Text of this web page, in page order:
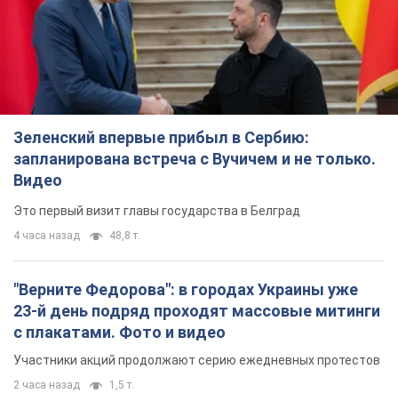
Зеленский впервые прибыл в Сербию:
запланирована встреча с Вучичем и не только.
Видео
Это первый визит главы государства в Белград
4 часа назад 48,8 т.
"Верните Федорова": в городах Украины уже
23-й день подряд проходят массовые митинги
с плакатами. Фото и видео
Участники акций продолжают серию ежедневных протестов
2 часа назад 1,5 т.